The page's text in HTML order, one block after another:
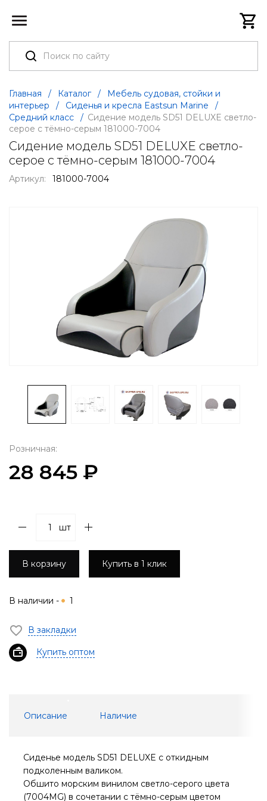
Главная / Каталог /
Мебель судовая, стойки и
интерьер
/ Сиденья и кресла Eastsun Marine
/
Средний класс
/ Сидение модель SD51 DELUXE светло-
серое с тёмно-серым 181000-7004
Сидение модель SD51 DELUXE светло-
серое с тёмно-серым 181000-7004
Артикул: 181000-7004
Розничная:
28 845 ₽
шт
В корзину Купить в 1 клик
В наличии - 1
В закладки
Купить оптом
Описание Наличие
Сиденье модель SD51 DELUXE с откидным
подколенным валиком.
Обшито морским винилом светло-серого цвета
(7004MG) в сочетании с тёмно-серым цветом